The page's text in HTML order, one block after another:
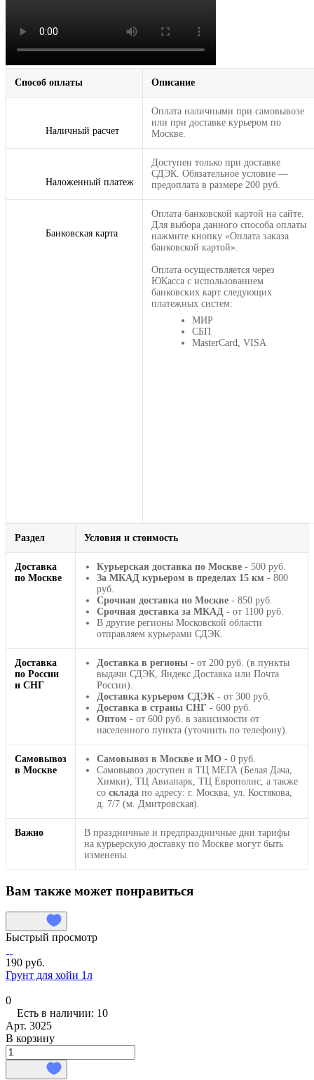
Способ оплаты Описание
Наличный расчет
Оплата наличными при самовывозе
или при доставке курьером по
Москве.
Наложенный платеж
Доступен только при доставке
СДЭК. Обязательное условие —
предоплата в размере 200 руб.
Банковская карта
Оплата банковской картой на сайте.
Для выбора данного способа оплаты
нажмите кнопку «Оплата заказа
банковской картой».
Оплата осуществляется через
ЮКасса с использованием
банковских карт следующих
платежных систем:
МИР
СБП
MasterCard, VISA
Раздел Условия и стоимость
Доставка
по Москве
Курьерская доставка по Москве - 500 руб.
За МКАД курьером в пределах 15 км - 800
руб.
Срочная доставка по Москве - 850 руб.
Срочная доставка за МКАД - от 1100 руб.
В другие регионы Московской области
отправляем курьерами СДЭК.
Доставка
по России
и СНГ
Доставка в регионы - от 200 руб. (в пункты
выдачи СДЭК, Яндекс Доставка или Почта
России).
Доставка курьером СДЭК - от 300 руб.
Доставка в страны СНГ - 600 руб.
Оптом - от 600 руб. в зависимости от
населенного пункта (уточнить по телефону).
Самовывоз
в Москве
Самовывоз в Москве и МО - 0 руб.
Самовывоз доступен в ТЦ МЕГА (Белая Дача,
Химки), ТЦ Авиапарк, ТЦ Европолис, а также
со склада по адресу: г. Москва, ул. Костякова,
д. 7/7 (м. Дмитровская).
Важно
В праздничные и предпраздничные дни тарифы
на курьерскую доставку по Москве могут быть
изменены.
Вам также может понравиться
Быстрый просмотр
190 руб.
Грунт для хойи 1л
0
Есть в наличии: 10
Арт. 3025
В корзину